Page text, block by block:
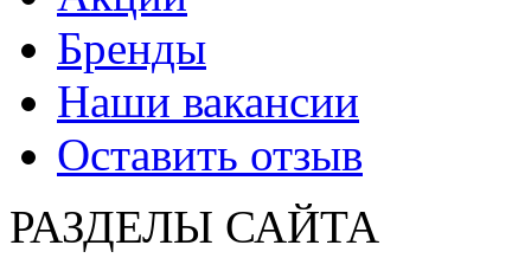
Бренды
Наши вакансии
Оставить отзыв
РАЗДЕЛЫ САЙТА